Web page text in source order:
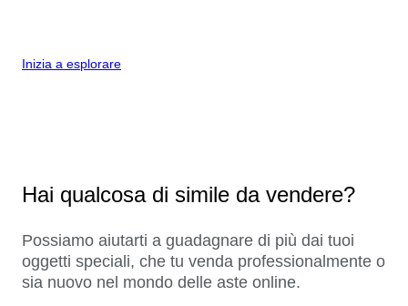
Inizia a esplorare
Hai qualcosa di simile da vendere?
Possiamo aiutarti a guadagnare di più dai tuoi
oggetti speciali, che tu venda professionalmente o
sia nuovo nel mondo delle aste online.